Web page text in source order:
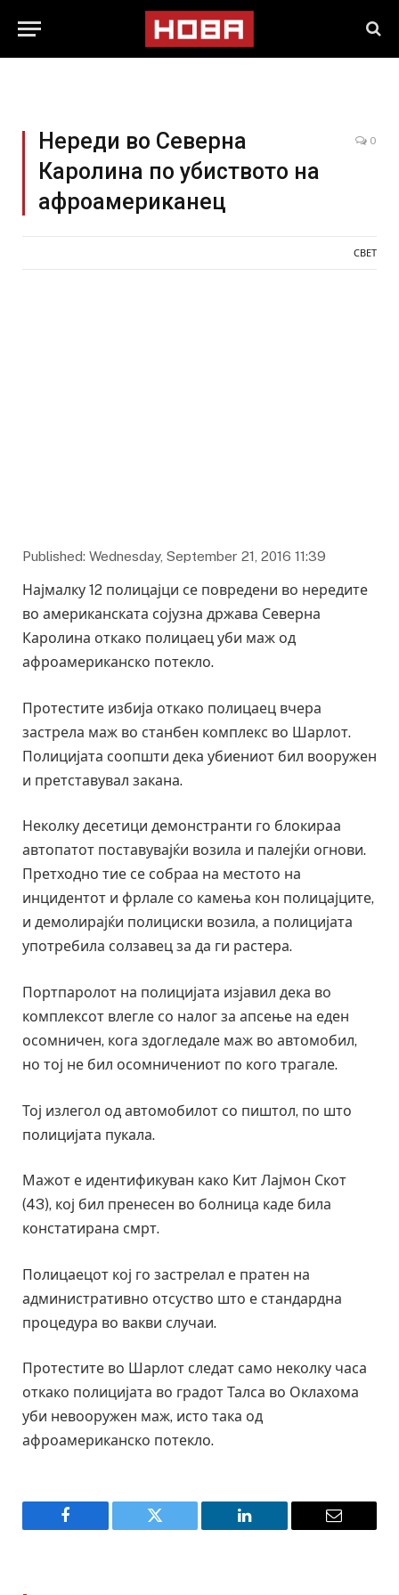
Нереди во Северна
Каролина по убиството на
афроамериканец
0
СВЕТ
Published: Wednesday, September 21, 2016 11:39
Најмалку 12 полицајци се повредени во нередите
во американската сојузна држава Северна
Каролина откако полицаец уби маж од
афроамериканско потекло.
Протестите избија откако полицаец вчера
застрела маж во станбен комплекс во Шарлот.
Полицијата соопшти дека убиениот бил вооружен
и претставувал закана.
Неколку десетици демонстранти го блокираа
автопатот поставувајќи возила и палејќи огнови.
Претходно тие се собраа на местото на
инцидентот и фрлале со камења кон полицајците,
и демолирајќи полициски возила, а полицијата
употребила солзавец за да ги растера.
Портпаролот на полицијата изјавил дека во
комплексот влегле со налог за апсење на еден
осомничен, кога здогледале маж во автомобил,
но тој не бил осомничениот по кого трагале.
Тој излегол од автомобилот со пиштол, по што
полицијата пукала.
Мажот е идентификуван како Кит Лајмон Скот
(43), кој бил пренесен во болница каде била
констатирана смрт.
Полицаецот кој го застрелал е пратен на
административно отсуство што е стандардна
процедура во вакви случаи.
Протестите во Шарлот следат само неколку часа
откако полицијата во градот Талса во Оклахома
уби невооружен маж, исто така од
афроамериканско потекло.
Facebook Twitter LinkedIn Email